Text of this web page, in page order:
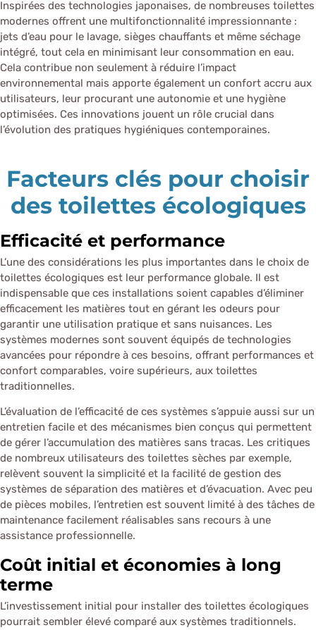
Inspirées des technologies japonaises, de nombreuses toilettes
modernes offrent une multifonctionnalité impressionnante :
jets d’eau pour le lavage, sièges chauffants et même séchage
intégré, tout cela en minimisant leur consommation en eau.
Cela contribue non seulement à réduire l’impact
environnemental mais apporte également un confort accru aux
utilisateurs, leur procurant une autonomie et une hygiène
optimisées. Ces innovations jouent un rôle crucial dans
l’évolution des pratiques hygiéniques contemporaines.
Facteurs clés pour choisir
des toilettes écologiques
Efficacité et performance
L’une des considérations les plus importantes dans le choix de
toilettes écologiques est leur performance globale. Il est
indispensable que ces installations soient capables d’éliminer
efficacement les matières tout en gérant les odeurs pour
garantir une utilisation pratique et sans nuisances. Les
systèmes modernes sont souvent équipés de technologies
avancées pour répondre à ces besoins, offrant performances et
confort comparables, voire supérieurs, aux toilettes
traditionnelles.
L’évaluation de l’efficacité de ces systèmes s’appuie aussi sur un
entretien facile et des mécanismes bien conçus qui permettent
de gérer l’accumulation des matières sans tracas. Les critiques
de nombreux utilisateurs des toilettes sèches par exemple,
relèvent souvent la simplicité et la facilité de gestion des
systèmes de séparation des matières et d’évacuation. Avec peu
de pièces mobiles, l’entretien est souvent limité à des tâches de
maintenance facilement réalisables sans recours à une
assistance professionnelle.
Coût initial et économies à long
terme
L’investissement initial pour installer des toilettes écologiques
pourrait sembler élevé comparé aux systèmes traditionnels.